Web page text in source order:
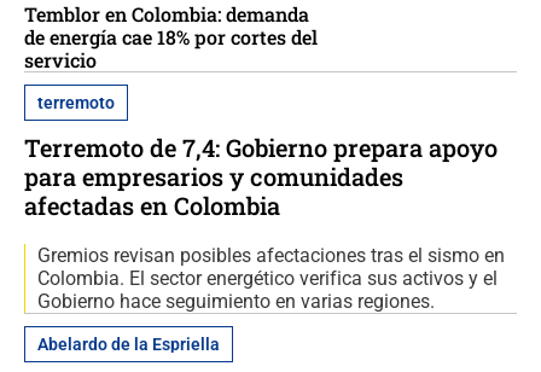
Temblor en Colombia: demanda
de energía cae 18% por cortes del
servicio
terremoto
Terremoto de 7,4: Gobierno prepara apoyo
para empresarios y comunidades
afectadas en Colombia
Gremios revisan posibles afectaciones tras el sismo en
Colombia. El sector energético verifica sus activos y el
Gobierno hace seguimiento en varias regiones.
Abelardo de la Espriella